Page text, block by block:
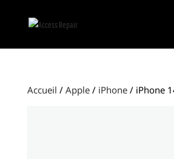
Accueil / Apple/ iPhone/ iPhone